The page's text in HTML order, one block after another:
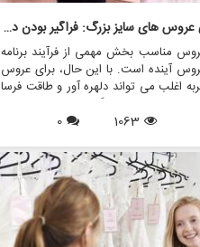
خرید لباس عروس برای عروس های سایز بزرگ: فراگیر بودن در لباس عروس
مناسب بخش مهمی از فرآیند برنامه
آینده است. با این حال، برای عروس
اغلب می تواند دلهره آور و طاقت فرسا
مد لباس عروس گنجانده نشده است.
بودن بدن و تقاضا برای تنوع در مد،
ارائه طیف متنوعی از گزینه های لباس
بزرگ پیشتاز است مزون چرخچی
خدمات اجاره لباس عروس، فروش لباس
عروس، لوازم جانبی عروس و کلیه
آن را به مقصدی یکجا برای عروس در هر
1063
0